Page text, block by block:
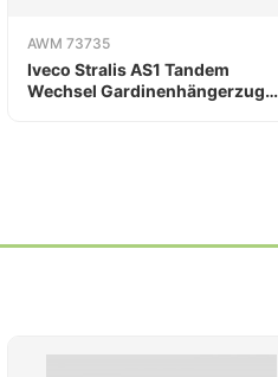
AWM 73735
Iveco Stralis AS1 Tandem
Wechsel Gardinenhängerzug